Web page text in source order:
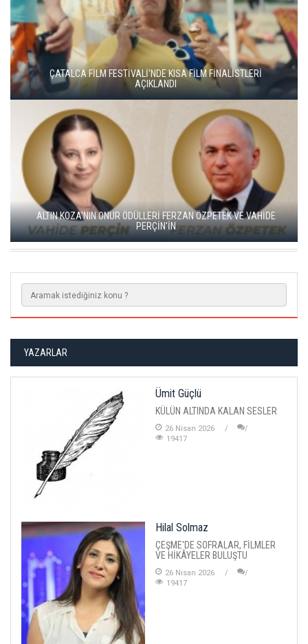
YEŞİM USTAOĞLU'NUN "ARTAKALAN"I SAN SEBASTIÁN'DA
DÜNYA PRÖMİYERİNİ YAPACAK
GO TÜRKİYE MİNİ DİZİLERİNİN YENİ ROTASI DOĞU KARADENİZ
OLDU
YAZARLAR
Ümit Güçlü
KÜLÜN ALTINDA KALAN SESLER
26 Nisan 2026
19417
Hilal Solmaz
ÇEŞME'DE SOFRALAR, FİLMLER
VE HİKÂYELER BULUŞTU
26 Nisan 2026
19417